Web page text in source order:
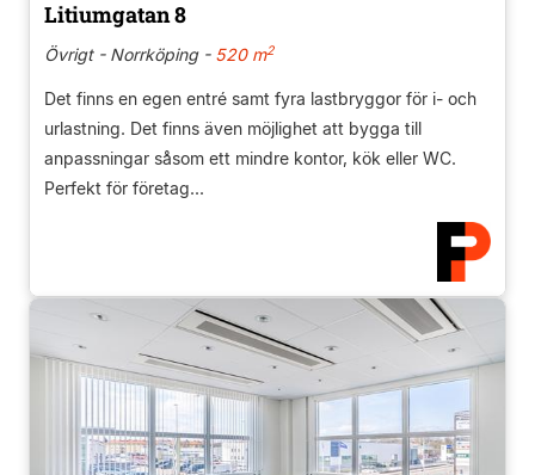
Litiumgatan 8
Övrigt - Norrköping -520 m2
Det finns en egen entré samt fyra lastbryggor för i- och
urlastning. Det finns även möjlighet att bygga till
anpassningar såsom ett mindre kontor, kök eller WC.
Perfekt för företag...